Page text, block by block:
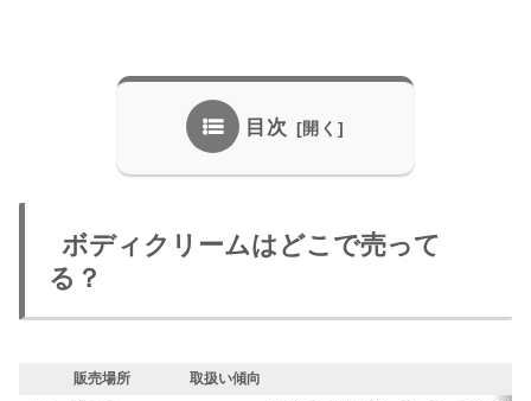
目次
ボディクリームはどこで売って
る？
販売場所 取扱い傾向